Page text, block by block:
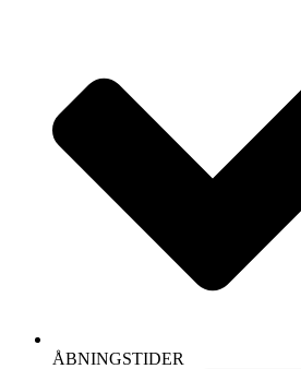
ÅBNINGSTIDER